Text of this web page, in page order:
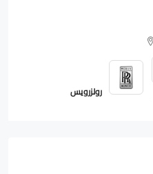
رولزرويس